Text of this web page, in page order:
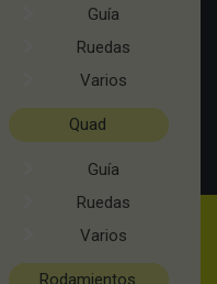
Guía
Ruedas
Varios
Quad
Guía
Ruedas
Varios
Rodamientos
@ingravityshop